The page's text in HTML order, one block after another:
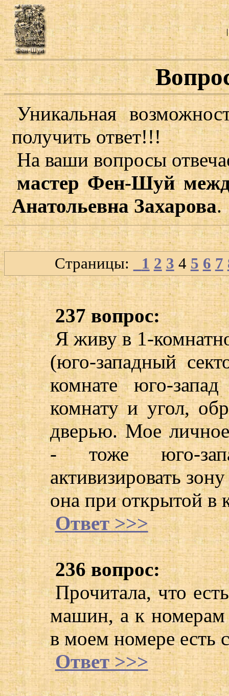
Уникальная
получить ответ!!!
На ваши вопросы
мастер Фен-Шуй
Анатольевна Захарова.
Страницы: 1 2 3 4 5 6 7
237 вопрос:
Я живу в 1-
(юго-западный
комнате юго-
комнату и угол,
дверью. Мое
- тоже юго-
активизировать
она при открытой в
Ответ >>>
236 вопрос:
Прочитала, что
машин, а к номерам
в моем номере есть
Ответ >>>